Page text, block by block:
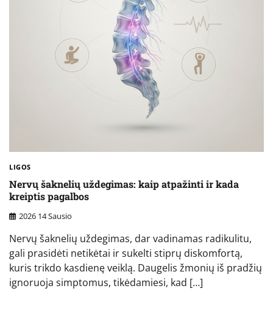
LIGOS
Nervų šaknelių uždegimas: kaip atpažinti ir kada
kreiptis pagalbos
2026 14 Sausio
Nervų šaknelių uždegimas, dar vadinamas radikulitu,
gali prasidėti netikėtai ir sukelti stiprų diskomfortą,
kuris trikdo kasdienę veiklą. Daugelis žmonių iš pradžių
ignoruoja simptomus, tikėdamiesi, kad […]